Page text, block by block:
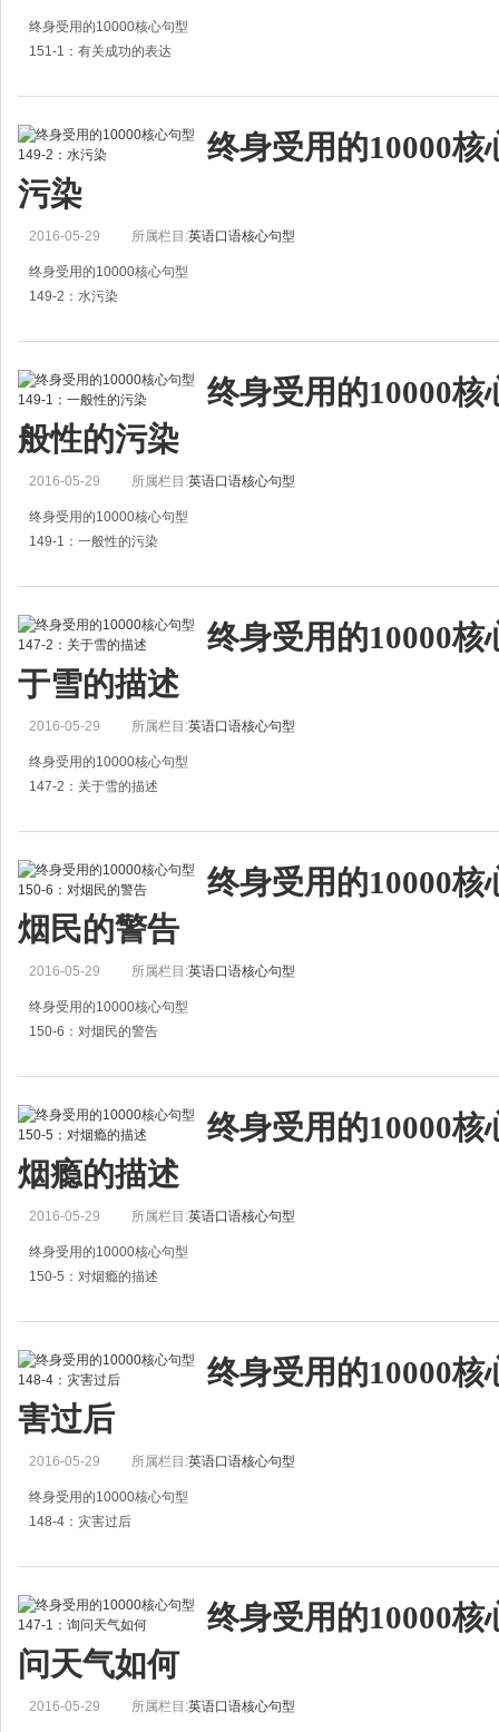
终身受用的10000核心句型
151-1：有关成功的表达
成功在即。
2.Confidence of success is almost success.
对成功抱有信心，就近乎成功。
终身受用的10000核
污染
2016-05-29 所属栏目:英语口语核心句型
终身受用的10000核心句型
149-2：水污染
水质污染危及所有海洋生物。
2.The river has been fouled up with oil.
河被石油污染了。
终身受用的10000核
般性的污染
2016-05-29 所属栏目:英语口语核心句型
终身受用的10000核心句型
149-1：一般性的污染
你对环境污染怎么看？
2.What are the causes of the pollution?
污染的原因是什么？
终身受用的10000核
于雪的描述
2016-05-29 所属栏目:英语口语核心句型
终身受用的10000核心句型
147-2：关于雪的描述
大地雪白一片。
2.We have a severe snowstorm this morning.
今天早上有暴风雪。
终身受用的10000核
烟民的警告
2016-05-29 所属栏目:英语口语核心句型
终身受用的10000核心句型
150-6：对烟民的警告
禁止吸烟！
2.This is a nonsmoking area.
这是无烟区。
请把烟头熄灭！
4.Stub out your
终身受用的10000核
烟瘾的描述
2016-05-29 所属栏目:英语口语核心句型
终身受用的10000核心句型
150-5：对烟瘾的描述
他染上了烟瘾。
2.You smoke just like a chimney.
你的烟瘾真大。
（也可以这样说：You are a heavy smoker
终身受用的10000核
害过后
2016-05-29 所属栏目:英语口语核心句型
终身受用的10000核心句型
148-4：灾害过后
这场灾难过后，许多人既没有食物又没有住处。
2.The disaster caused
终身受用的10000核
问天气如何
2016-05-29 所属栏目:英语口语核心句型